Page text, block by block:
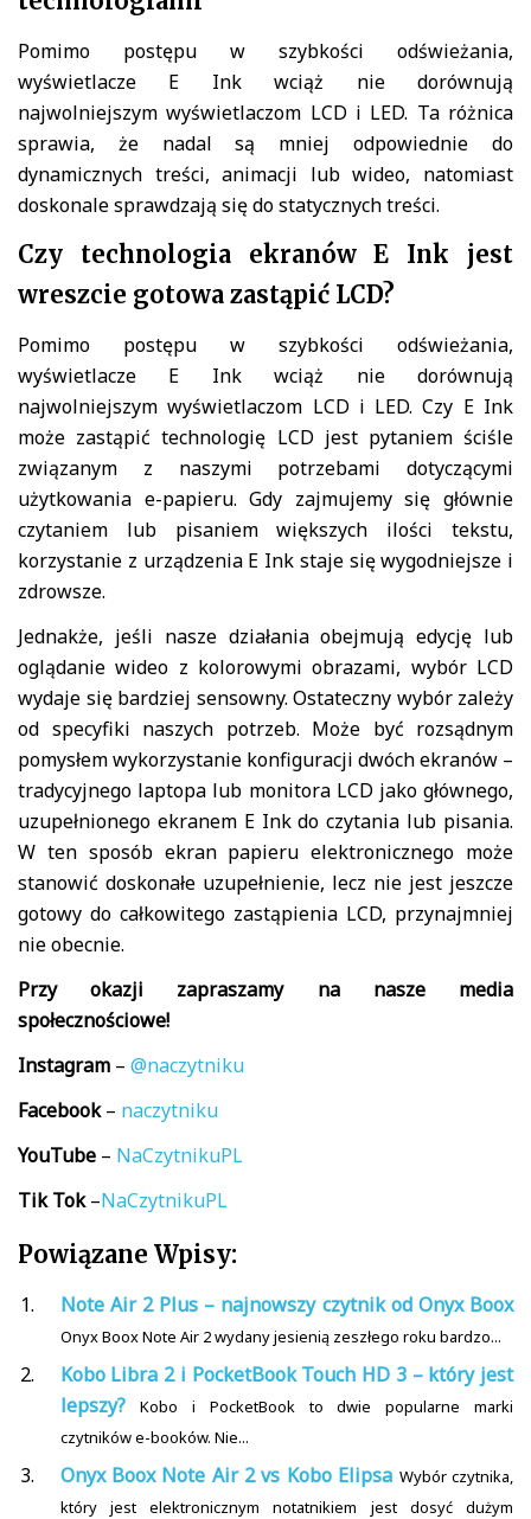
Pomimo postępu w szybkości odświeżania,
wyświetlacze E Ink wciąż nie dorównują
najwolniejszym wyświetlaczom LCD i LED. Ta różnica
sprawia, że nadal są mniej odpowiednie do
dynamicznych treści, animacji lub wideo, natomiast
doskonale sprawdzają się do statycznych treści.
Czy technologia ekranów E Ink jest
wreszcie gotowa zastąpić LCD?
Pomimo postępu w szybkości odświeżania,
wyświetlacze E Ink wciąż nie dorównują
najwolniejszym wyświetlaczom LCD i LED. Czy E Ink
może zastąpić technologię LCD jest pytaniem ściśle
związanym z naszymi potrzebami dotyczącymi
użytkowania e-papieru. Gdy zajmujemy się głównie
czytaniem lub pisaniem większych ilości tekstu,
korzystanie z urządzenia E Ink staje się wygodniejsze i
zdrowsze.
Jednakże, jeśli nasze działania obejmują edycję lub
oglądanie wideo z kolorowymi obrazami, wybór LCD
wydaje się bardziej sensowny. Ostateczny wybór zależy
od specyfiki naszych potrzeb. Może być rozsądnym
pomysłem wykorzystanie konfiguracji dwóch ekranów –
tradycyjnego laptopa lub monitora LCD jako głównego,
uzupełnionego ekranem E Ink do czytania lub pisania.
W ten sposób ekran papieru elektronicznego może
stanowić doskonałe uzupełnienie, lecz nie jest jeszcze
gotowy do całkowitego zastąpienia LCD, przynajmniej
nie obecnie.
Przy okazji zapraszamy na nasze media
społecznościowe!
Instagram – @naczytniku
Facebook– naczytniku
YouTube – NaCzytnikuPL
Tik Tok–NaCzytnikuPL
Powiązane Wpisy:
Note Air 2 Plus – najnowszy czytnik od Onyx Boox
Onyx Boox Note Air 2 wydany jesienią zeszłego roku bardzo...
Kobo Libra 2 i PocketBook Touch HD 3 – który jest
lepszy?
Kobo i PocketBook to dwie popularne marki
czytników e-booków. Nie...
Onyx Boox Note Air 2 vs Kobo Elipsa Wybór czytnika,
który jest elektronicznym notatnikiem jest dosyć dużym